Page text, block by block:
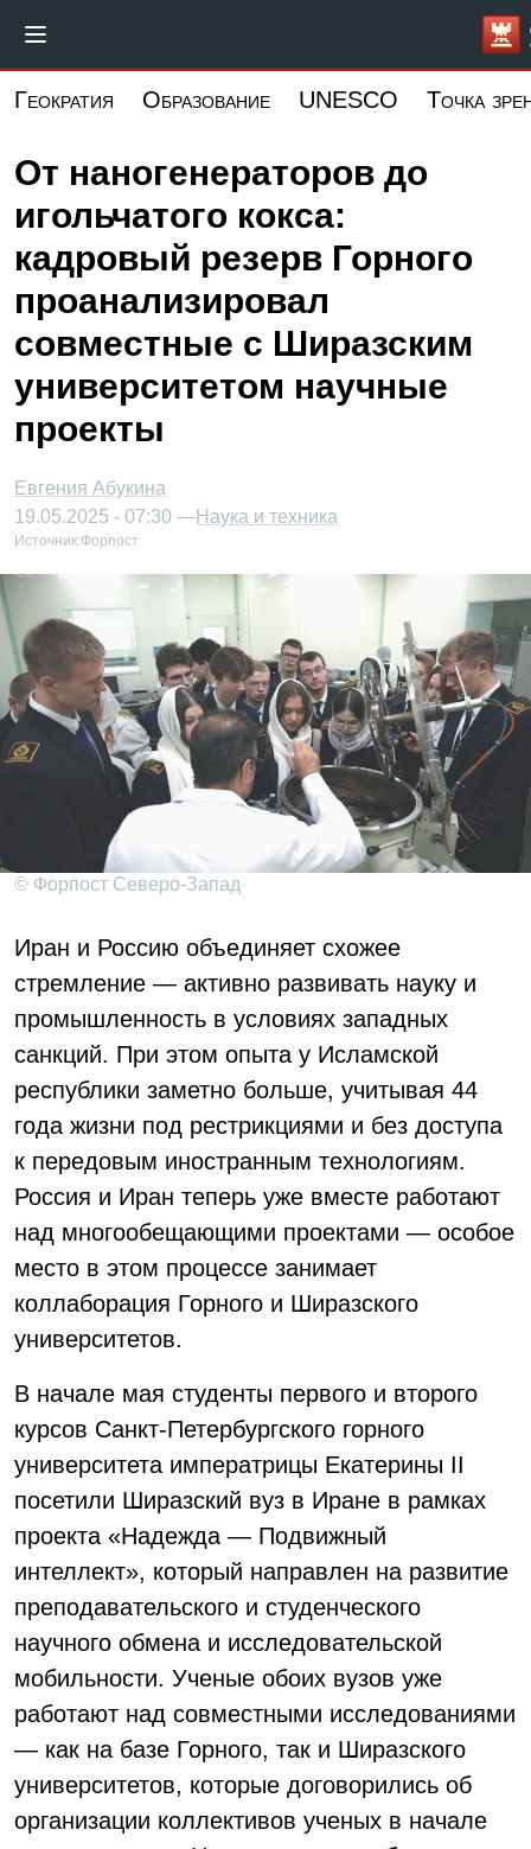
основному
Геократия Образование UNESCO Точка
От наногенераторов до
игольчатого кокса:
кадровый резерв Горного
проанализировал
совместные с Ширазским
университетом научные
проекты
Евгения Абукина
19.05.2025 - 07:30 —Наука и техника
Источник:Форпост
© Форпост Северо-Запад
Иран и Россию объединяет схожее
стремление — активно развивать науку и
промышленность в условиях западных
санкций. При этом опыта у Исламской
республики заметно больше, учитывая 44
года жизни под рестрикциями и без доступа
к передовым иностранным технологиям.
Россия и Иран теперь уже вместе работают
над многообещающими проектами — особое
место в этом процессе занимает
коллаборация Горного и Ширазского
университетов.
В начале мая студенты первого и второго
курсов Санкт-Петербургского горного
университета императрицы Екатерины II
посетили Ширазский вуз в Иране в рамках
проекта «Надежда — Подвижный
интеллект», который направлен на развитие
преподавательского и студенческого
научного обмена и исследовательской
мобильности. Ученые обоих вузов уже
работают над совместными исследованиями
— как на базе Горного, так и Ширазского
университетов, которые договорились об
организации коллективов ученых в начале